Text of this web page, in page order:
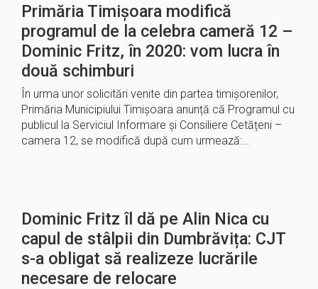
Primăria Timișoara modifică
programul de la celebra cameră 12 –
Dominic Fritz, în 2020: vom lucra în
două schimburi
În urma unor solicitări venite din partea timișorenilor,
Primăria Municipiului Timișoara anunță că Programul cu
publicul la Serviciul Informare și Consiliere Cetățeni –
camera 12, se modifică după cum urmează:…
Dominic Fritz îl dă pe Alin Nica cu
capul de stâlpii din Dumbrăvița: CJT
s-a obligat să realizeze lucrările
necesare de relocare